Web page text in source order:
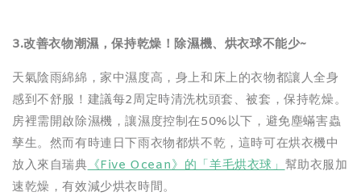
3.改善衣物潮濕，保持乾燥！除濕機、烘衣球不能少~
天氣陰雨綿綿，家中濕度高，身上和床上的衣物都讓人全身
感到不舒服！建議每2周定時清洗枕頭套、被套，保持乾燥。
房裡需開啟除濕機，讓濕度控制在50%以下，避免塵蟎害蟲
孳生。然而有時連日下雨衣物都烘不乾，這時可在烘衣機中
放入來自瑞典 《Five Ocean》的「羊毛烘衣球」 幫助衣服加
速乾燥，有效減少烘衣時間。